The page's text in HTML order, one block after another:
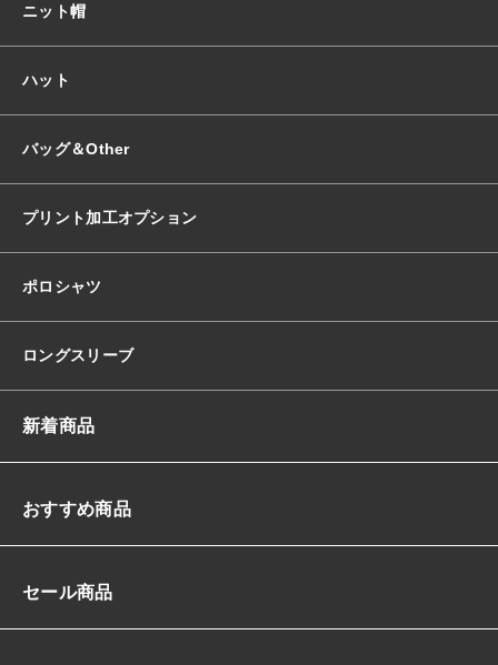
ニット帽
ハット
バッグ＆Other
プリント加工オプション
ポロシャツ
ロングスリーブ
新着商品
おすすめ商品
セール商品